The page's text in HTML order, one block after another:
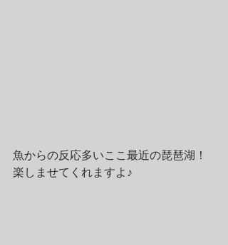
魚からの反応多いここ最近の琵琶湖！
楽しませてくれますよ♪